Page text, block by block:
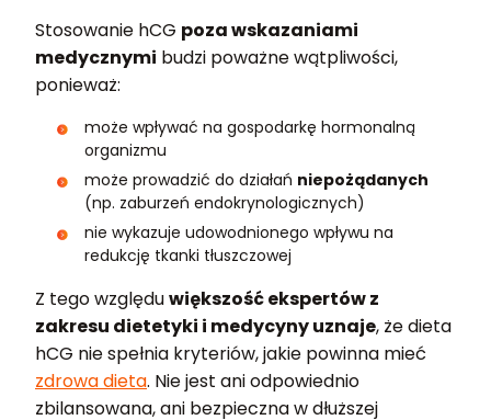
Stosowanie hCG poza wskazaniami
medycznymi budzi poważne wątpliwości,
ponieważ:
może wpływać na gospodarkę hormonalną
organizmu
może prowadzić do działań niepożądanych
(np. zaburzeń endokrynologicznych)
nie wykazuje udowodnionego wpływu na
redukcję tkanki tłuszczowej
Z tego względuwiększość ekspertów z
zakresu dietetyki i medycyny uznaje, że dieta
hCG nie spełnia kryteriów, jakie powinna mieć
zdrowa dieta. Nie jest ani odpowiednio
zbilansowana, ani bezpieczna w dłuższej